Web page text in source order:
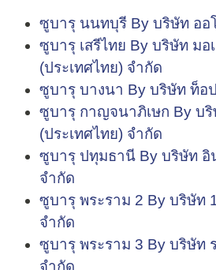
ซูบารุ นนทบุรี By บริษัท ออ
ซูบารุ เสรีไทย By บริษัท มอ
(ประเทศไทย) จำกัด
ซูบารุ บางนา By บริษัท ท็อ
ซูบารุ กาญจนาภิเษก By บริ
(ประเทศไทย) จำกัด
ซูบารุ ปทุมธานี By บริษัท อิ
จำกัด
ซูบารุ พระราม 2 By บริษัท
จำกัด
ซูบารุ พระราม 3 By บริษัท